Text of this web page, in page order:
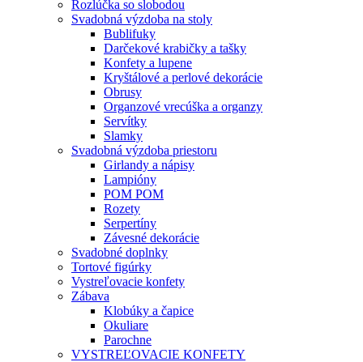
Rozlúčka so slobodou
Svadobná výzdoba na stoly
Bublifuky
Darčekové krabičky a tašky
Konfety a lupene
Kryštálové a perlové dekorácie
Obrusy
Organzové vrecúška a organzy
Servítky
Slamky
Svadobná výzdoba priestoru
Girlandy a nápisy
Lampióny
POM POM
Rozety
Serpertíny
Závesné dekorácie
Svadobné doplnky
Tortové figúrky
Vystreľovacie konfety
Zábava
Klobúky a čapice
Okuliare
Parochne
VYSTREĽOVACIE KONFETY